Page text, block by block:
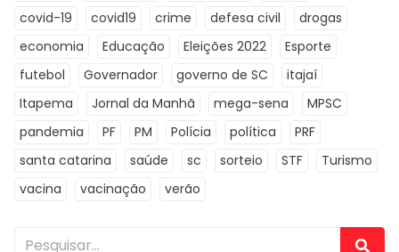
covid-19
covid19 crime defesa civil
drogas
economia
Educação Eleições 2022
Esporte
futebol
Governador governo de SC
itajaí
Itapema
Jornal da Manhã mega-sena
MPSC
pandemia
PF PM Polícia política
PRF
santa catarina
saúde sc sorteio STF
Turismo
vacina
vacinação verão